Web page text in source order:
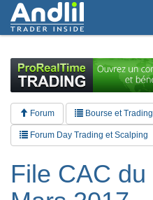
Forum Bourse et Trading
Forum Day Trading et Scalping
File CAC